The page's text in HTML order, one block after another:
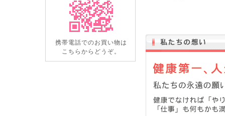
携帯電話でのお買い物は
こちらからどうぞ。